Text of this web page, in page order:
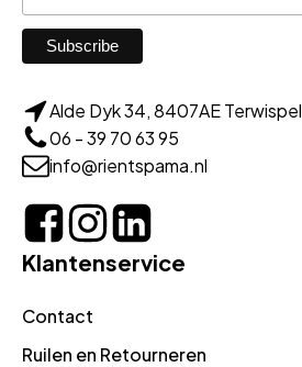
Alde Dyk 34, 8407AE Terwispel
06 - 39 70 63 95
info@rientspama.nl
Klantenservice
Contact
Ruilen en Retourneren